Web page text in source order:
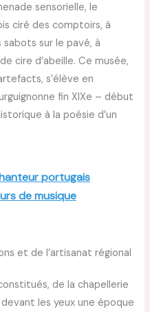
sensorielle, le
ciré des comptoirs, à
sur le pavé, à
cire d’abeille. Ce musée,
s’élève en
fin XIXe – début
à la poésie d’un
portugais
de musique
et de l’artisanat régional
de la chapellerie
les yeux une époque